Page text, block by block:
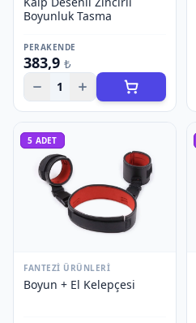
Boyunluk Tasma
PERAKENDE
383,9 ₺
1
5 ADET
FANTEZI ÜRÜNLERI
Boyun + El Kelepçesi